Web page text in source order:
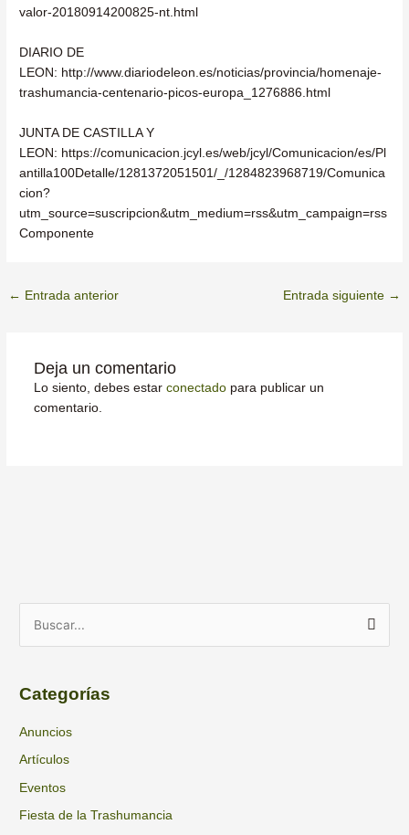
valor-20180914200825-nt.html
DIARIO DE
LEON: http://www.diariodeleon.es/noticias/provincia/homenaje-
trashumancia-centenario-picos-europa_1276886.html
JUNTA DE CASTILLA Y
LEON: https://comunicacion.jcyl.es/web/jcyl/Comunicacion/es/Pl
antilla100Detalle/1281372051501/_/1284823968719/Comunica
cion?
utm_source=suscripcion&utm_medium=rss&utm_campaign=rss
Componente
← Entrada anterior Entrada siguiente →
Deja un comentario
Lo siento, debes estar conectadopara publicar un
comentario.
c
a
r
Categorías
Anuncios
Artículos
Eventos
Fiesta de la Trashumancia
h
v
o
s